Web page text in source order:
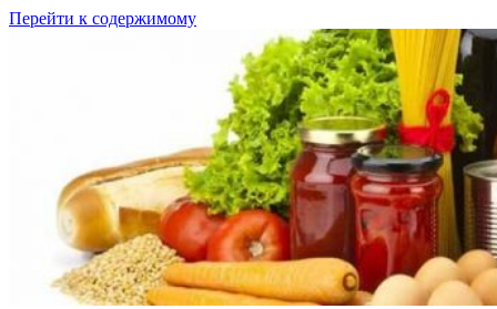
Перейти к содержимому